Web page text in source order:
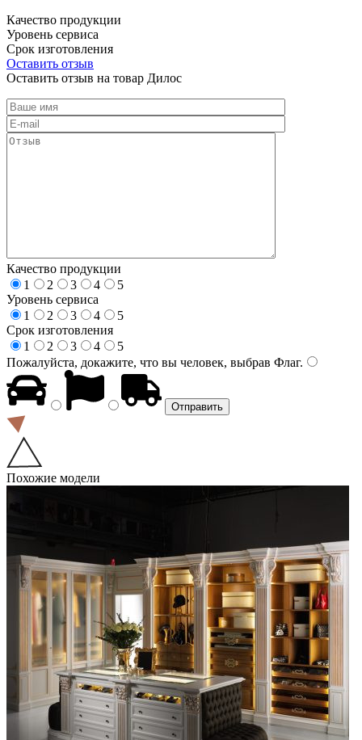
Качество продукции
Уровень сервиса
Срок изготовления
Оставить отзыв
Оставить отзыв на товар Дилос
Качество продукции
1
2 3 4
5
Уровень сервиса
1
2 3 4
5
Срок изготовления
1
2 3 4
5
Пожалуйста, докажите, что вы человек, выбрав Флаг.
Похожие модели